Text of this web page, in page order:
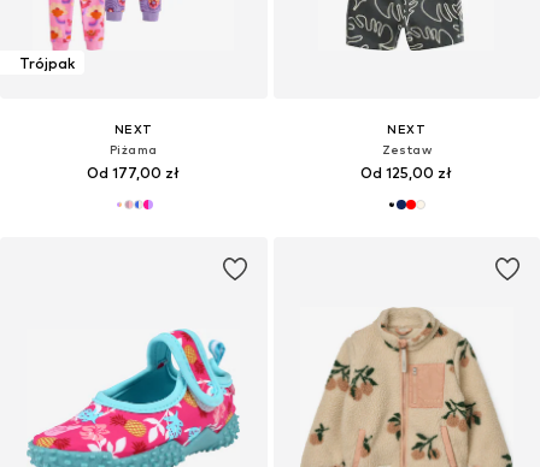
Trójpak
NEXT
Piżama
Od 177,00 zł
NEXT
Zestaw
Od 125,00 zł